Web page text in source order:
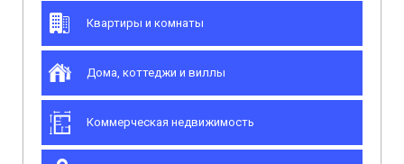
Квартиры и комнаты
Дома, коттеджи и виллы
Коммерческая недвижимость